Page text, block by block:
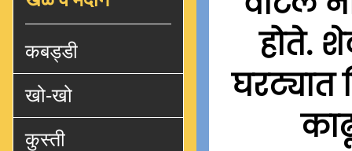
होते.
घरट्यात
कबड्डी
खो-खो
कुस्ती